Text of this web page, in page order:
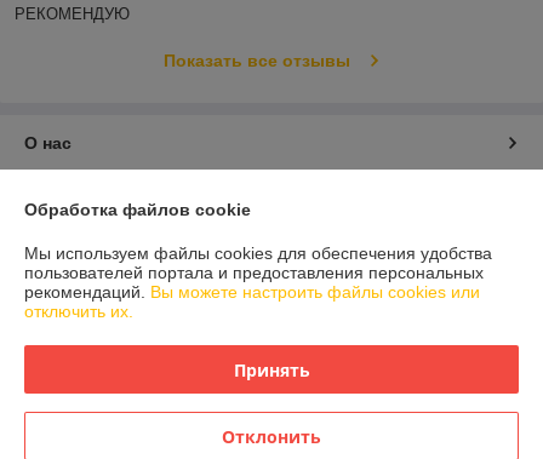
РЕКОМЕНДУЮ
Показать все отзывы
О нас
Контакты
Доставка и оплата
График работы
Политика обработки cookies
Обработка файлов cookie
Мы используем файлы cookies для обеспечения удобства
пользователей портала и предоставления персональных
рекомендаций. Вы можете настроить файлы cookies или
отключить их.
Принять
Отклонить